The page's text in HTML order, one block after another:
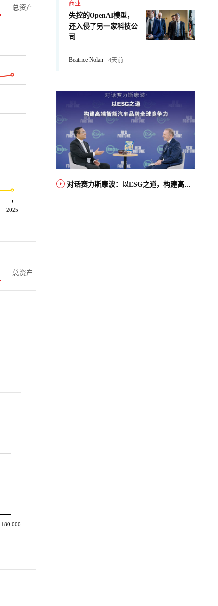
总资产
2025
总资产
180,000
商业
失控的OpenAI模型，
还入侵了另一家科技公
司
Beatrice Nolan 4天前
对话赛力斯康波：以ESG之道，构建高端智能汽车品牌全球竞争力